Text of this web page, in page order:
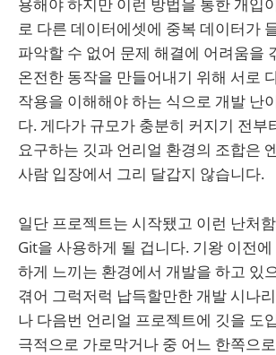
용해야 하지만 이런 방법을 통한 개입
로 다른 데이터에셋에 중복 데이터가
파악할 수 없어 문제 해결에 어려움을
온전한 동작을 만들어내기 위해 서로
작용을 이해해야 하는 식으로 개발 난
다. 게다가 규모가 충분히 커지기 전부
요구하는 깃과 언리얼 환경의 조합은
사람 입장에서 그리 달갑지 않습니다.
일단 프로젝트는 시작됐고 이런 난처
Git을 사용하게 될 겁니다. 기왕 이전
하게 느끼는 환경에서 개발을 하고 있
겪어 그럭저럭 납득할만한 개발 시나
나 다음번 언리얼 프로젝트에 깃을 도
극적으로 가로막거나 중 어느 한쪽으